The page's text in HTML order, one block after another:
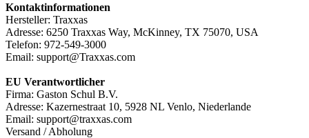
Kontaktinformationen
Hersteller: Traxxas
Adresse: 6250 Traxxas Way, McKinney, TX 75070, USA
Telefon: 972-549-3000
Email: support@Traxxas.com
EU Verantwortlicher
Firma: Gaston Schul B.V.
Adresse: Kazernestraat 10, 5928 NL Venlo, Niederlande
Email: support@traxxas.com
Versand / Abholung